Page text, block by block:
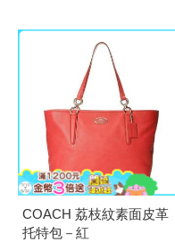
COACH 荔枝紋素面皮革
托特包－紅